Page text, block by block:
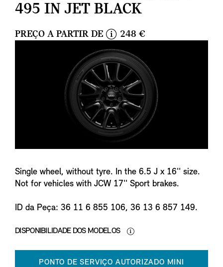
495 IN JET BLACK
PREÇO A PARTIR DE
n
f
o
248 €
Single wheel, without tyre. In the 6.5 J x 16'' size.
Not for vehicles with JCW 17'' Sport brakes.
ID da Peça: 36 11 6 855 106, 36 13 6 857 149.
DISPONIBILIDADE DOS MODELOS
PONTO DE SERVIÇO AUTORIZADO MINI